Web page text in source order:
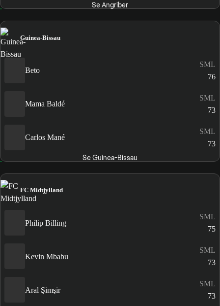
Se Angriber
Guinea-Bissau
Beto
SML
76
Mama Baldé
SML
73
Carlos Mané
SML
73
Se Guinea-Bissau
FC Midtjylland
Philip Billing
SML
75
Kevin Mbabu
SML
73
Aral Şimşir
SML
73